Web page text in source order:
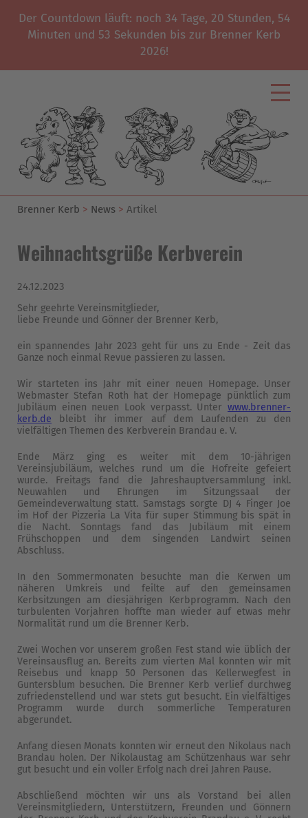
Der Countdown läuft: noch 34Tage, 20 Stunden, 54
Minuten und 53 Sekunden bis zur Brenner Kerb
2026!
Brenner Kerb News Artikel
Weihnachtsgrüße Kerbverein
24.12.2023
Sehr geehrte Vereinsmitglieder,
liebe Freunde und Gönner der Brenner Kerb,
ein spannendes Jahr 2023 geht für uns zu Ende - Zeit das
Ganze noch einmal Revue passieren zu lassen.
Wir starteten ins Jahr mit einer neuen Homepage. Unser
Webmaster Stefan Roth hat der Homepage pünktlich zum
Jubiläum einen neuen Look verpasst. Unter www.brenner-
kerb.de bleibt ihr immer auf dem Laufenden zu den
vielfältigen Themen des Kerbverein Brandau e. V.
Ende März ging es weiter mit dem 10-jährigen
Vereinsjubiläum, welches rund um die Hofreite gefeiert
wurde. Freitags fand die Jahreshauptversammlung inkl.
Neuwahlen und Ehrungen im Sitzungssaal der
Gemeindeverwaltung statt. Samstags sorgte DJ 4 Finger Joe
im Hof der Pizzeria La Vita für super Stimmung bis spät in
die Nacht. Sonntags fand das Jubiläum mit einem
Frühschoppen und dem singenden Landwirt seinen
Abschluss.
In den Sommermonaten besuchte man die Kerwen um
näheren Umkreis und feilte auf den gemeinsamen
Kerbsitzungen am diesjährigen Kerbprogramm. Nach den
turbulenten Vorjahren hoffte man wieder auf etwas mehr
Normalität rund um die Brenner Kerb.
Zwei Wochen vor unserem großen Fest stand wie üblich der
Vereinsausflug an. Bereits zum vierten Mal konnten wir mit
Reisebus und knapp 50 Personen das Kellerwegfest in
Guntersblum besuchen. Die Brenner Kerb verlief durchweg
zufriedenstellend und war stets gut besucht. Ein vielfältiges
Programm wurde durch sommerliche Temperaturen
abgerundet.
Anfang diesen Monats konnten wir erneut den Nikolaus nach
Brandau holen. Der Nikolaustag am Schützenhaus war sehr
gut besucht und ein voller Erfolg nach drei Jahren Pause.
Abschließend möchten wir uns als Vorstand bei allen
Vereinsmitgliedern, Unterstützern, Freunden und Gönnern